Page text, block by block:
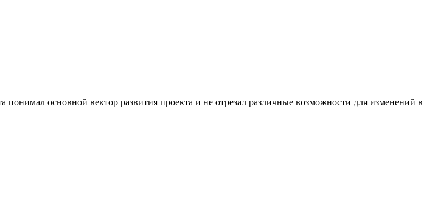
основной вектор развития проекта и не отрезал различные возможности для изменений в